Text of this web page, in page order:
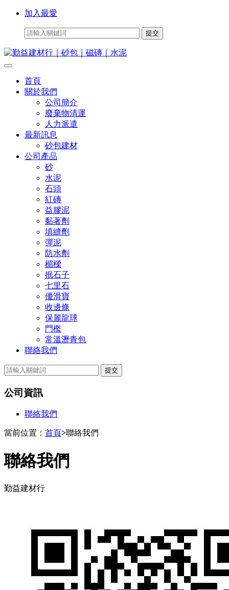
加入最愛
首頁
關於我們
公司簡介
廢棄物清運
人力派遣
最新訊息
砂包建材
公司產品
砂
水泥
石頭
紅磚
益膠泥
黏著劑
填縫劑
彈泥
防水劑
楣樑
抿石子
七里石
優滑寶
收邊條
保麗龍球
門檻
常溫瀝青包
聯絡我們
提交
公司資訊
聯絡我們
當前位置： 首頁>聯絡我們
聯絡我們
勤益建材行